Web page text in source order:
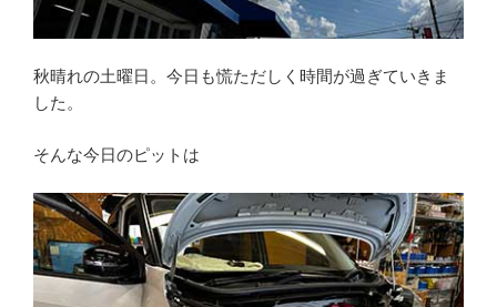
秋晴れの土曜日。今日も慌ただしく時間が過ぎていきま
した。
そんな今日のピットは